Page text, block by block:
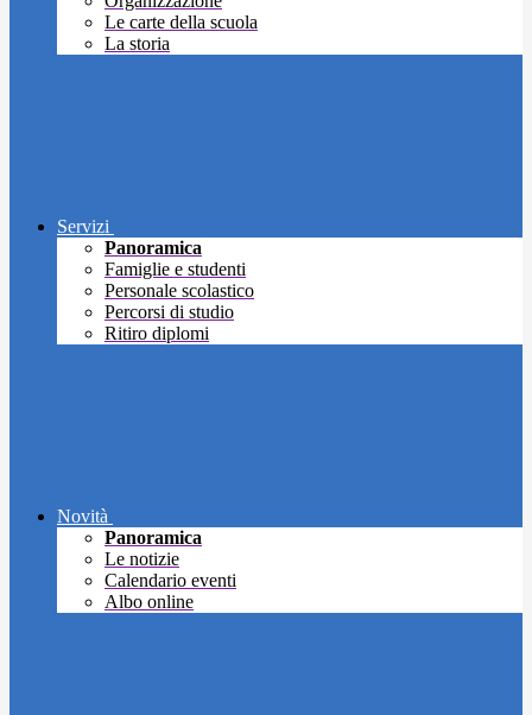
Le carte della scuola
La storia
Servizi
Panoramica
Famiglie e studenti
Personale scolastico
Percorsi di studio
Ritiro diplomi
Novità
Panoramica
Le notizie
Calendario eventi
Albo online